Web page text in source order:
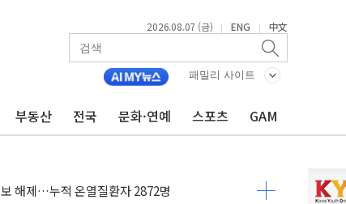
2026.08.07 (금) | ENG | 中文
패밀리 사이트
부동산 전국 문화·연예 스포츠 GAM
동시 공격… 위기 고조되는 또 다른 중동 화약고
별식으로 여름나기 [뉴스핌 줌인]
다…상피제 실시
분 일부 매각
해제…누적 온열질환자 2872명